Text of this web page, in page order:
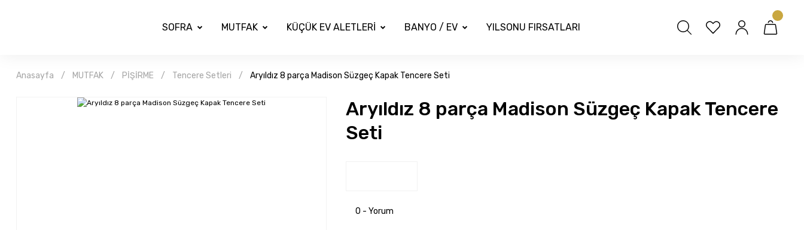
SOFRA MUTFAK KÜÇÜK EV ALETLERİ BANYO / EV YILSONU FIRSATLARI
Anasayfa MUTFAK PİŞİRME Tencere Setleri Aryıldız 8 parça Madison Süzgeç Kapak Tencere Seti
Aryıldız 8 parça Madison Süzgeç Kapak Tencere
Seti
0 - Yorum